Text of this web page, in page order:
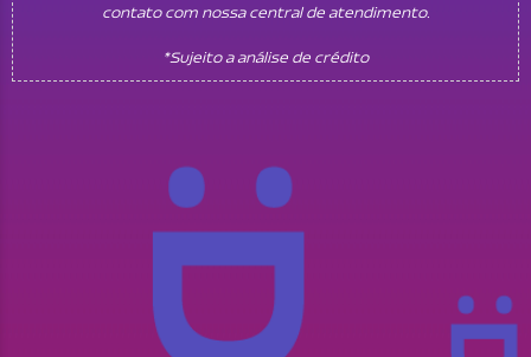
contato com nossa central de atendimento.
*Sujeito a análise de crédito